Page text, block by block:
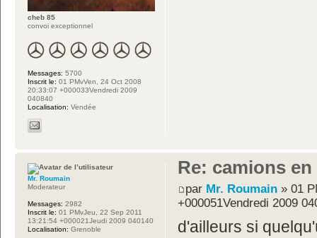
cheb 85
convoi exceptionnel
Messages: 5700
Inscrit le: 01 PMvVen, 24 Oct 2008
20:33:07 +000033Vendredi 2009
040840
Localisation: Vendée
Re: camions
par Mr. Roumain » 01
+000051Vendredi 2009
d'ailleurs si
Mr. Roumain
Moderateur
Messages: 2982
Inscrit le: 01 PMvJeu, 22 Sep 2011
13:21:54 +000021Jeudi 2009 040140
Localisation: Grenoble